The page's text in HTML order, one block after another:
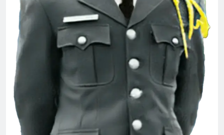
Tình Tự Mùa Xuân
2 Years Ago
Phóng sự Ấp Bắc 1963
2 Years Ago
Ủy viên Xã Hội chúc Giáng Sinh & năm
mới